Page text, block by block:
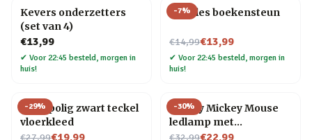
Kevers onderzetters
(set van 4)
€13,99
✔ Voor 22:45 besteld, morgen in
huis!
-7%
Noodles boekensteun
€14,99
Nu voor€13,99
✔ Voor 22:45 besteld, morgen in
huis!
-29%
Hoogpolig zwart teckel
vloerkleed
€27,99
Nu voor€19,99
-30%
Disney Mickey Mouse
ledlamp met
keramische voet
€32,99
Nu voor€22,99